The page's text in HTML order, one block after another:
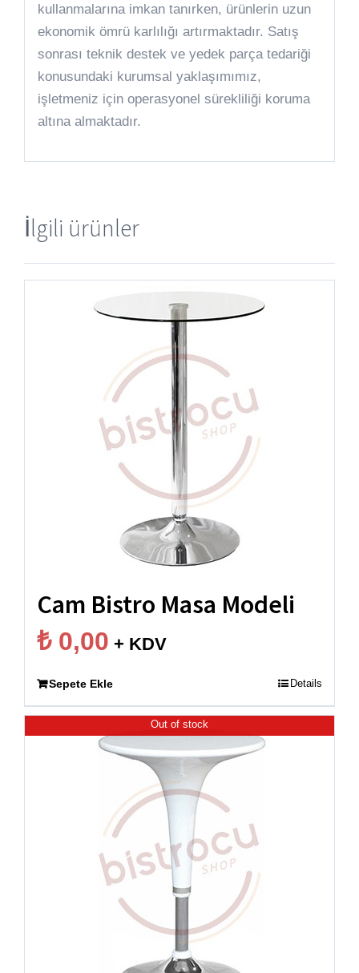
kullanmalarına imkan tanırken, ürünlerin uzun
ekonomik ömrü karlılığı artırmaktadır. Satış
sonrası teknik destek ve yedek parça tedariği
konusundaki kurumsal yaklaşımımız,
işletmeniz için operasyonel sürekliliği koruma
altına almaktadır.
İlgili ürünler
Cam Bistro Masa Modeli
₺0,00 + KDV
Sepete Ekle Details
Out of stock